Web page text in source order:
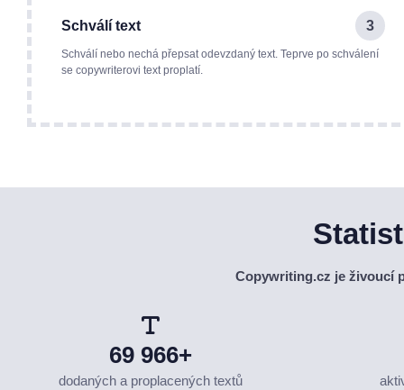
Schválí text 3
Schválí nebo nechá přepsat odevzdaný text. Teprve po schválení
se copywriterovi text proplatí.
Copywriting.cz je živoucí
69 966+
dodaných a proplacených textů